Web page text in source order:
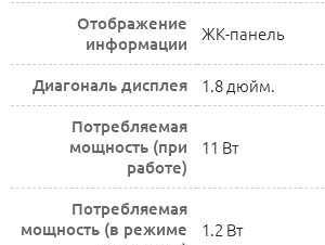
Отображение
информации
ЖК-панель
Диагональ дисплея 1.8 дюйм.
Потребляемая
мощность (при
работе)
11 Вт
Потребляемая
мощность (в режиме
1.2 Вт